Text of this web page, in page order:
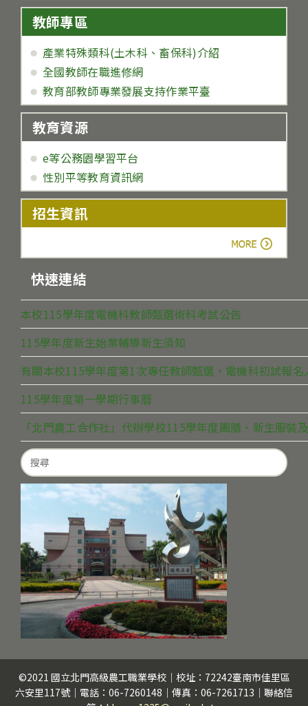
教師專區
產業特殊類科(土木科、畜保科)介紹
全國教師在職進修網
教育部教師專業發展支持作業平臺
教育資源
e等公務園學習平台
性別平等教育資訊網
招生資訊
快速連結
本校115學年度電機科教師甄選術科考試公告
115學年度新生始業輔導新生須知
有關本校115學年度第1次專任教師甄選，電機科初試報
115學年度第一學期行事曆
「北門農工合作社」代辦學校115學年度團膳、新生服裝
Search
for:
©2021 國立北門高級農工職業學校｜校址：72242臺南市佳里區
六安里117號｜電話：06-7260148｜傳真：06-7261713｜聯絡信